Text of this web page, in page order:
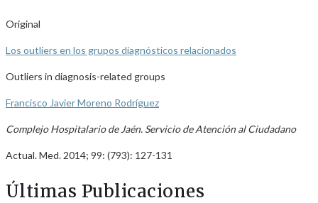
Original
Los outliers en los grupos diagnósticos relacionados
Outliers in diagnosis-related groups
Francisco Javier Moreno Rodríguez
Complejo Hospitalario de Jaén. Servicio de Atención al Ciudadano
Actual. Med. 2014; 99: (793): 127-131
Últimas Publicaciones